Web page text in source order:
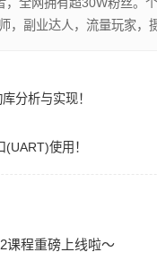
，副业达人，流量玩家，
分析与实现！
使用！
课程重磅上线啦～